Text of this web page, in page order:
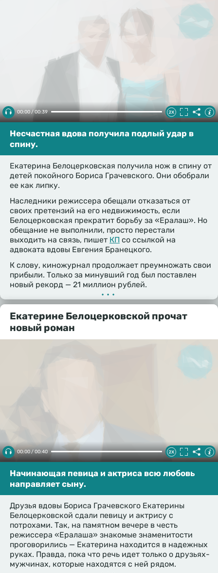
00:00 / 00:39
Несчастная вдова получила подлый удар в
спину.
Екатерина Белоцерковская получила нож в спину от
детей покойного Бориса Грачевского. Они обобрали
ее как липку.
Наследники режиссера обещали отказаться от
своих претензий на его недвижимость, если
Белоцерковская прекратит борьбу за «Ералаш». Но
обещание не выполнили, просто перестали
выходить на связь, пишет КП со ссылкой на
адвоката вдовы Евгения Бранецкого.
К слову, киножурнал продолжает преумножать свои
прибыли. Только за минувший год был поставлен
новый рекорд — 21 миллион рублей.
•••
Екатерине Белоцерковской прочат
новый роман
00:00 / 00:40
Начинающая певица и актриса всю любовь
направляет сыну.
Друзья вдовы Бориса Грачевского Екатерины
Белоцерковской сдали певицу и актрису с
потрохами. Так, на памятном вечере в честь
режиссера «Ералаша» знакомые знаменитости
проговорились — Екатерина находится в надежных
руках. Правда, пока что речь идет только о друзьях-
мужчинах, которые находятся с ней рядом.